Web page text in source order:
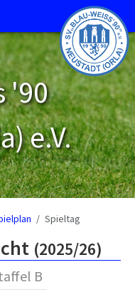
'90
e.V.
Spieltag
(2025/26)
B